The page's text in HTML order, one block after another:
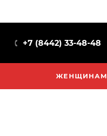
+7 (8442) 33-48-48
ЖЕНЩИНАМ